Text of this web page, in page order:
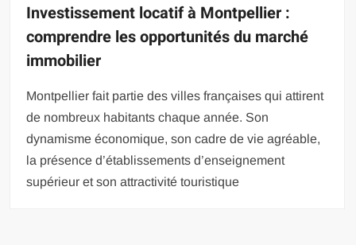
Investissement locatif à Montpellier :
comprendre les opportunités du marché
immobilier
Montpellier fait partie des villes françaises qui attirent
de nombreux habitants chaque année. Son
dynamisme économique, son cadre de vie agréable,
la présence d’établissements d’enseignement
supérieur et son attractivité touristique